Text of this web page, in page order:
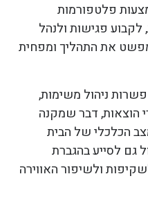
פלטפורמות
לקבוע פגישות ולנהל
את התהליך ומפחית
ניהול משימות,
הוצאות, דבר שמקנה
הכלכלי של הבית
גם לסייע בהגברת
ולשיפור האווירה